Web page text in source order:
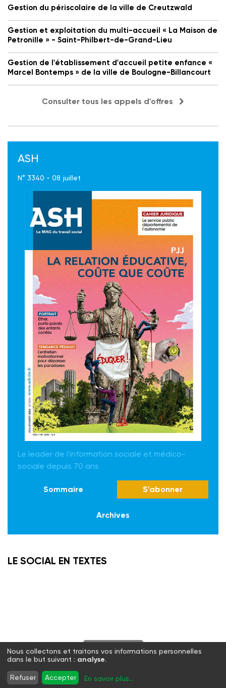
Gestion du périscolaire de la ville de Creutzwald
Gestion et exploitation du multi-accueil « La Maison de
Petronille » - Saint-Philbert-de-Grand-Lieu
Gestion de l'établissement d'accueil petite enfance «
Marcel Bontemps » de la ville de Boulogne-Billancourt
Consulter tous les appels d'offres
ASH
N° 3340 - 08 juillet
Le leader de l'information sociale et médico-
sociale depuis 70 ans
Sommaire S'abonner
Archives
LE SOCIAL EN TEXTES
S'abonner
Twitter Facebook
WhatsApp
Nous collectons et traitons vos informations personnelles
dans le but suivant : analyse.
Refuser Accepter En savoir plus...